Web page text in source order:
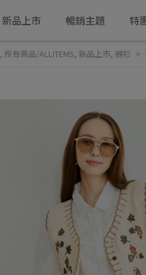
新品上市 暢銷主題 特
, 所有商品/ALLITEMS, 新品上市, 襯衫